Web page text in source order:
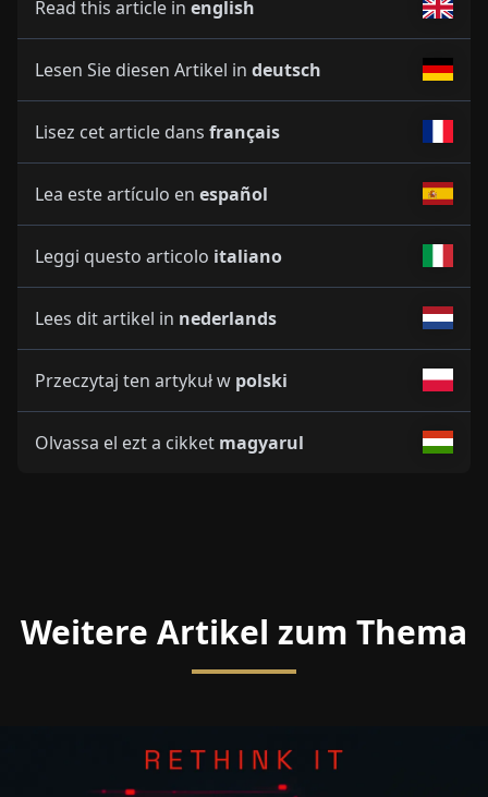
Read this article in english
Lesen Sie diesen Artikel in deutsch
Lisez cet article dans français
Lea este artículo en español
Leggi questo articolo italiano
Lees dit artikel in nederlands
Przeczytaj ten artykuł w polski
Olvassa el ezt a cikket magyarul
Weitere Artikel zum Thema